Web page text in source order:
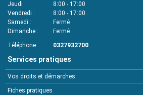
Jeudi
8:00 - 17:00
Vendredi
8:00 - 17:00
Samedi
Fermé
Dimanche
Fermé
Téléphone
0327932700
Services pratiques
Vos droits et démarches
Fiches pratiques